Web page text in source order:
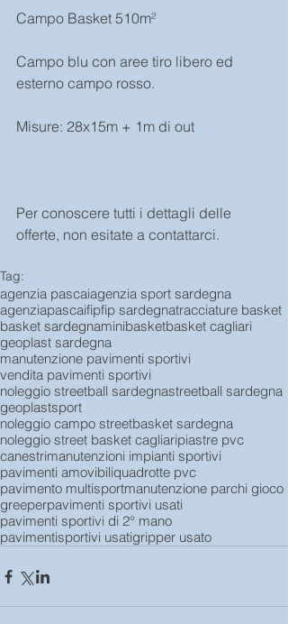
Campo Basket 510m²
Campo blu con aree tiro libero ed
esterno campo rosso.
Misure: 28x15m + 1m di out
Per conoscere tutti i dettagli delle
offerte, non esitate a contattarci.
Tag:
agenzia pascaiagenzia sport sardegna
agenziapascaifipfip sardegnatracciature basket
basket sardegnaminibasketbasket cagliari
geoplast sardegna
manutenzione pavimenti sportivi
vendita pavimenti sportivi
noleggio streetball sardegnastreetball sardegna
geoplastsport
noleggio campo streetbasket sardegna
noleggio street basket cagliaripiastre pvc
canestrimanutenzioni impianti sportivi
pavimenti amovibiliquadrotte pvc
pavimento multisportmanutenzione parchi gioco
greeperpavimenti sportivi usati
pavimenti sportivi di 2° mano
pavimentisportivi usatigripper usato